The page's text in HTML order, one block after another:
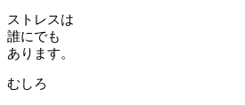
ストレスは
誰にでも
あります。
むしろ